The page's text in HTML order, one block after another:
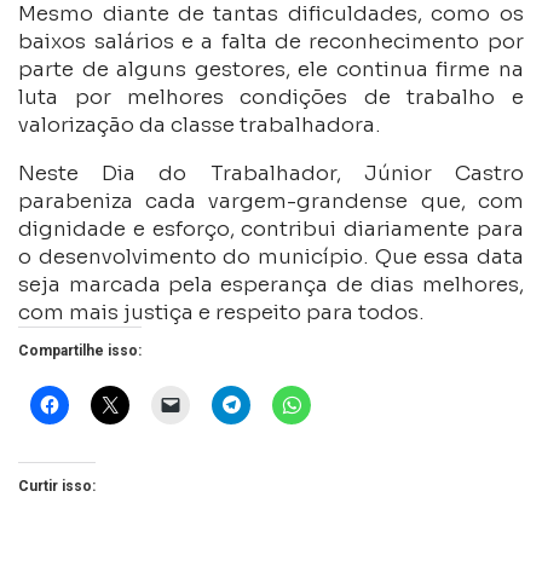
Mesmo diante de tantas dificuldades, como os
baixos salários e a falta de reconhecimento por
parte de alguns gestores, ele continua firme na
luta por melhores condições de trabalho e
valorização da classe trabalhadora.
Neste Dia do Trabalhador, Júnior Castro
parabeniza cada vargem-grandense que, com
dignidade e esforço, contribui diariamente para
o desenvolvimento do município. Que essa data
seja marcada pela esperança de dias melhores,
com mais justiça e respeito para todos.
Compartilhe isso:
Curtir isso: